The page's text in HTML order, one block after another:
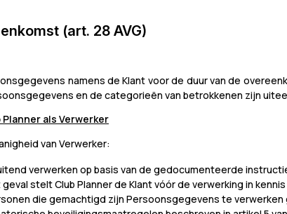
(art. 28 AVG)
namens de Klant voor de duur van de
en de categorieën van betrokkenen zijn
als Verwerker
van Verwerker:
verwerken op basis van de gedocumenteerde
stelt Club Planner de Klant vóór de verwerking in
die gemachtigd zijn Persoonsgegevens te